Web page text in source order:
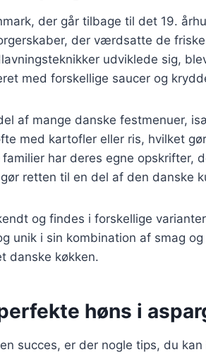
der går tilbage til det 19.
der værdsatte de
udviklede sig,
med forskellige saucer og
af mange danske festmenuer,
med kartofler eller ris, hvilket
har deres egne opskrifter,
retten til en del af den danske
og findes i forskellige
unik i sin kombination af smag
danske køkken.
høns i
succes, er der nogle tips, du kan